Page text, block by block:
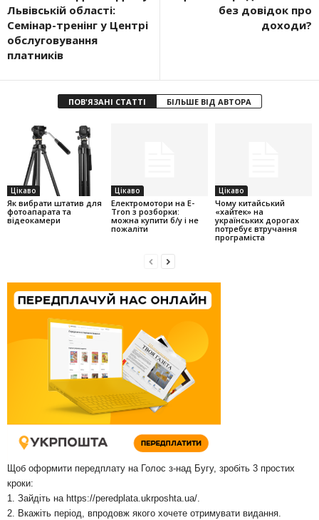
Львівській області:
Семінар-тренінг у Центрі
обслуговування
платників
без довідок про
доходи?
ПОВ'ЯЗАНІ СТАТТІ БІЛЬШЕ ВІД АВТОРА
Цікаво
Як вибрати штатив для
фотоапарата та
відеокамери
Цікаво
Електромотори на E-
Tron з розборки:
можна купити б/у і не
пожаліти
Цікаво
Чому китайський
«хайтек» на
українських дорогах
потребує втручання
програміста
Щоб оформити передплату на Голос з-над Бугу, зробіть 3 простих
кроки:
1. Зайдіть на https://peredplata.ukrposhta.ua/
2. Вкажіть період, впродовж якого хочете отримувати видання.